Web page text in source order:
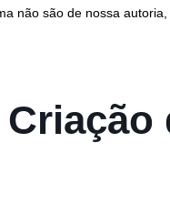
não são de nossa
Criação